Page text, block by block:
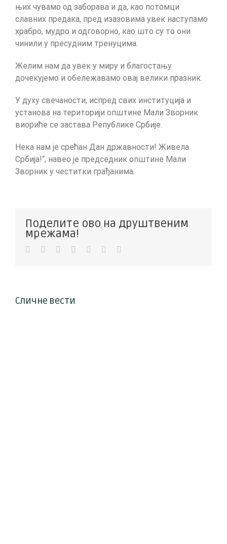
њих чувамо од заборава и да, као потомци
славних предака, пред изазовима увек наступамо
храбро, мудро и одговорно, као што су то они
чинили у пресудним тренуцима.
Желим нам да увек у миру и благостању
дочекујемо и обележавамо овај велики празник.
У духу свечаности, испред свих институција и
установа на територији општине Мали Зворник
виориће се застава Републике Србије.
Нека нам је срећан Дан државности! Живела
Србија!“, навео је председник општине Мали
Зворник у честитки грађанима.
Поделите ово на друштвеним
мрежама!
Facebook
TwitterLinkedInWhatsAppPinterest
Сличне вести